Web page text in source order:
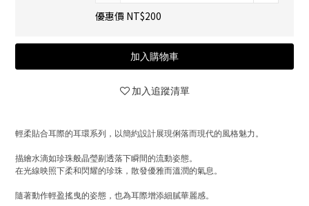
優惠價 NT$200
加入購物車
加入追蹤清單
輕柔貼合耳際的耳環系列，以簡約設計展現俐落而現代的風格魅力。
描繪水滴如珍珠般晶瑩剔透落下瞬間的流動姿態。
在光線映照下柔和閃耀的珍珠，散發優雅而溫潤的氣息。
隨著動作輕盈搖曳的姿態，也為耳際增添細膩華麗感。